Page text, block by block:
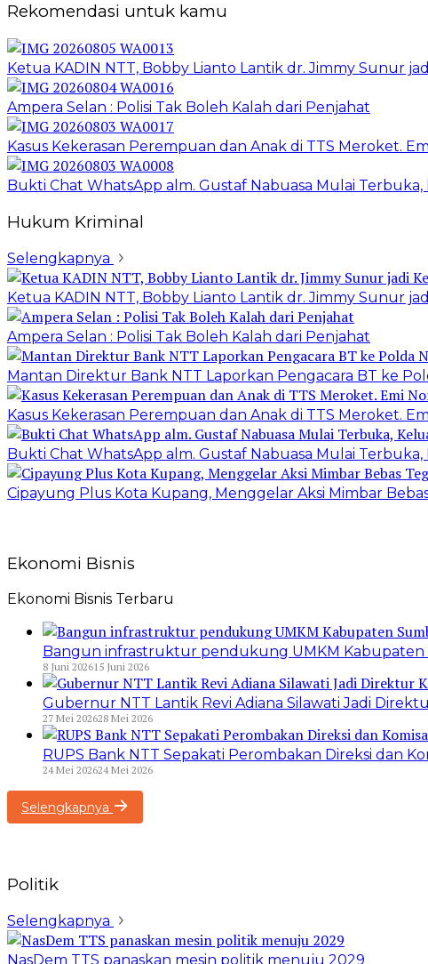
Rekomendasi untuk kamu
Ketua KADIN NTT, Bobby Lianto Lantik dr. Jimmy Sunur
Ampera Selan : Polisi Tak Boleh Kalah dari Penjahat
Kasus Kekerasan Perempuan dan Anak di TTS Meroket.
Bukti Chat WhatsApp alm. Gustaf Nabuasa Mulai
Hukum Kriminal
Selengkapnya
Ketua KADIN NTT, Bobby Lianto Lantik dr. Jimmy Sunur
Ampera Selan : Polisi Tak Boleh Kalah dari Penjahat
Mantan Direktur Bank NTT Laporkan Pengacara BT ke
Kasus Kekerasan Perempuan dan Anak di TTS Meroket.
Bukti Chat WhatsApp alm. Gustaf Nabuasa Mulai
Cipayung Plus Kota Kupang, Menggelar Aksi Mimbar
Ekonomi Bisnis
Ekonomi Bisnis Terbaru
Bangun infrastruktur pendukung UMKM Kabupaten
8 Juni 202615 Juni 2026
Gubernur NTT Lantik Revi Adiana Silawati Jadi
27 Mei 202628 Mei 2026
RUPS Bank NTT Sepakati Perombakan Direksi dan
24 Mei 202624 Mei 2026
Selengkapnya
Politik
Selengkapnya
NasDem TTS panaskan mesin politik menuju 2029